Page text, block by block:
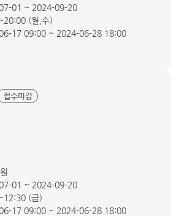
01 ~ 2024-09-20
(월,수)
17 09:00 ~ 2024-06-28 18:00
접수마감
01 ~ 2024-09-20
(금)
17 09:00 ~ 2024-06-28 18:00